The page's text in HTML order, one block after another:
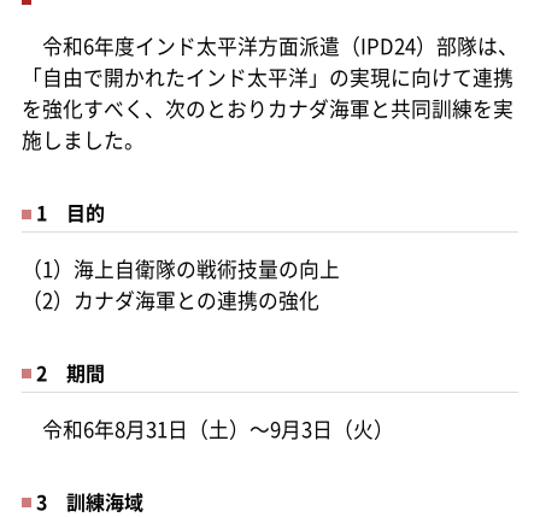
令和6年度インド太平洋方面派遣（IPD24）部隊は、
「自由で開かれたインド太平洋」の実現に向けて連携
を強化すべく、次のとおりカナダ海軍と共同訓練を実
施しました。
1 目的
（1）海上自衛隊の戦術技量の向上
（2）カナダ海軍との連携の強化
2 期間
令和6年8月31日（土）～9月3日（火）
3 訓練海域